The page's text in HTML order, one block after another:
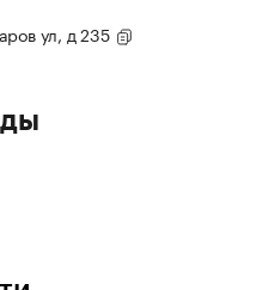
ул, д 235